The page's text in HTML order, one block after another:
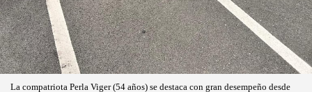
La compatriota Perla Viger (54 años) se destaca con gran desempeño desde